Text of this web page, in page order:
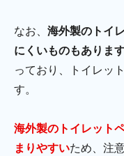
なお、 海外製のトイ
にくいものもあります
っており、トイレッ
す。
海外製のトイレット
まりやすいため、注